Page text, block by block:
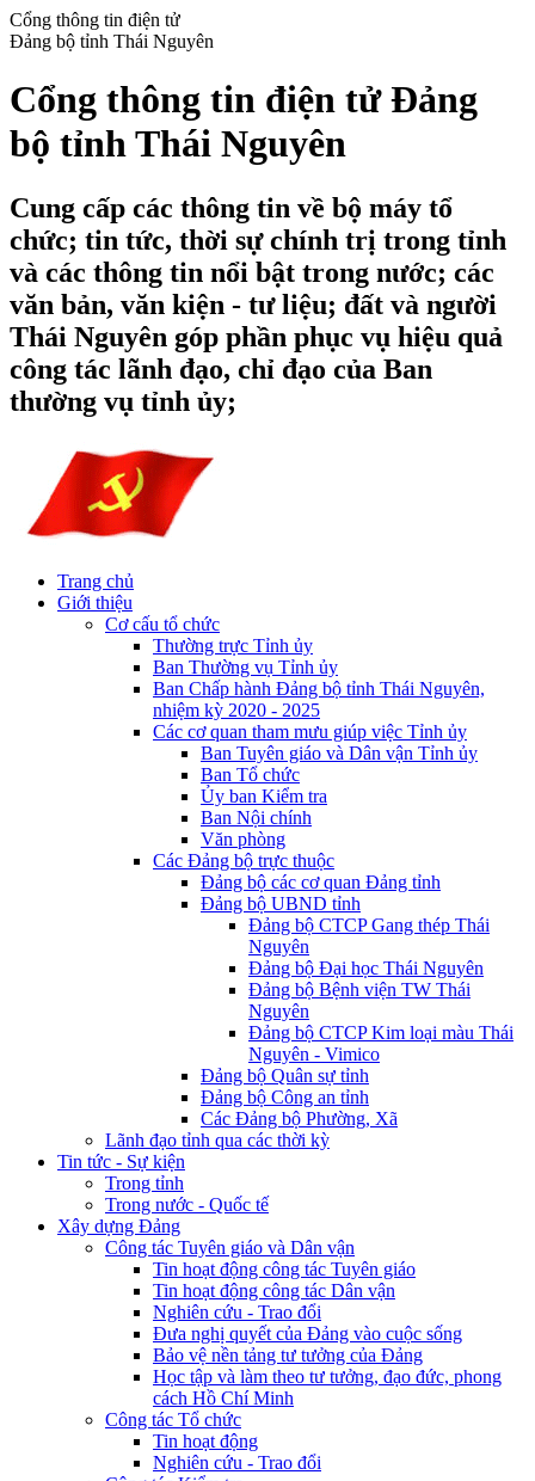
Cổng thông tin điện tử
Đảng bộ tỉnh Thái Nguyên
Cổng thông tin điện tử Đảng
bộ tỉnh Thái Nguyên
Cung cấp các thông tin về bộ máy tổ
chức; tin tức, thời sự chính trị trong tỉnh
và các thông tin nổi bật trong nước; các
văn bản, văn kiện - tư liệu; đất và người
Thái Nguyên góp phần phục vụ hiệu quả
công tác lãnh đạo, chỉ đạo của Ban
thường vụ tỉnh ủy;
Trang chủ
Giới thiệu
Cơ cấu tổ chức
Thường trực Tỉnh ủy
Ban Thường vụ Tỉnh ủy
Ban Chấp hành Đảng bộ tỉnh Thái Nguyên,
nhiệm kỳ 2020 - 2025
Các cơ quan tham mưu giúp việc Tỉnh ủy
Ban Tuyên giáo và Dân vận Tỉnh ủy
Ban Tổ chức
Ủy ban Kiểm tra
Ban Nội chính
Văn phòng
Các Đảng bộ trực thuộc
Đảng bộ các cơ quan Đảng tỉnh
Đảng bộ UBND tỉnh
Đảng bộ CTCP Gang thép Thái
Nguyên
Đảng bộ Đại học Thái Nguyên
Đảng bộ Bệnh viện TW Thái
Nguyên
Đảng bộ CTCP Kim loại màu Thái
Nguyên - Vimico
Đảng bộ Quân sự tỉnh
Đảng bộ Công an tỉnh
Các Đảng bộ Phường, Xã
Lãnh đạo tỉnh qua các thời kỳ
Tin tức - Sự kiện
Trong tỉnh
Trong nước - Quốc tế
Xây dựng Đảng
Công tác Tuyên giáo và Dân vận
Tin hoạt động công tác Tuyên giáo
Tin hoạt động công tác Dân vận
Nghiên cứu - Trao đổi
Đưa nghị quyết của Đảng vào cuộc sống
Bảo vệ nền tảng tư tưởng của Đảng
Học tập và làm theo tư tưởng, đạo đức, phong
cách Hồ Chí Minh
Công tác Tổ chức
Tin hoạt động
Nghiên cứu - Trao đổi